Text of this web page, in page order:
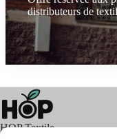
distributeurs de
HOP Textile